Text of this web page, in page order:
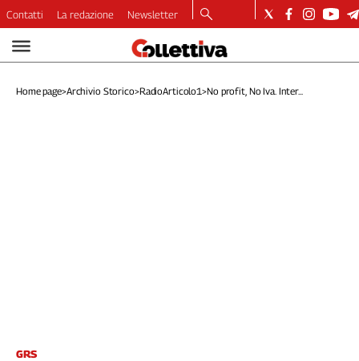
Video
Dirette
Contatti La redazione Newsletter
Home page>Archivio Storico>RadioArticolo1>No profit, No Iva. Inter...
GRS